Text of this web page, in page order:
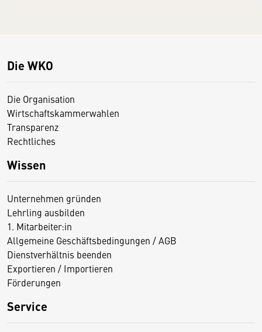
Die WKO
Die Organisation
Wirtschaftskammerwahlen
Transparenz
Rechtliches
Wissen
Unternehmen gründen
Lehrling ausbilden
1. Mitarbeiter:in
Allgemeine Geschäftsbedingungen / AGB
Dienstverhältnis beenden
Exportieren / Importieren
Förderungen
Service